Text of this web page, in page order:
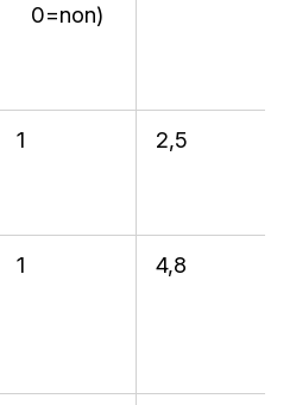
0=non)
1 2,5
1 4,8